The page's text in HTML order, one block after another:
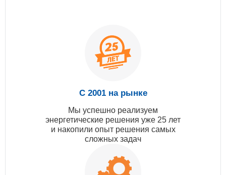
С 2001 на рынке
Мы успешно реализуем
энергетические решения уже 25 лет
и накопили опыт решения самых
сложных задач